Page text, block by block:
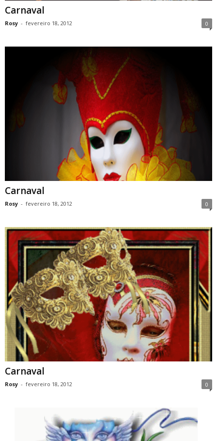
Carnaval
Rosy - fevereiro 18, 2012 0
Carnaval
Rosy - fevereiro 18, 2012 0
Carnaval
Rosy - fevereiro 18, 2012 0